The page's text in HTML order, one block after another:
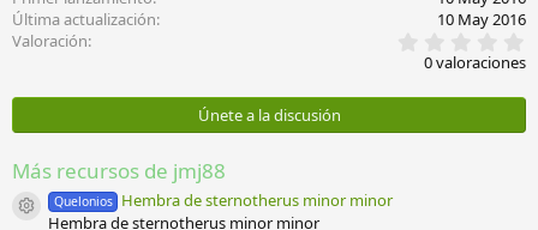
Última actualización
10 May 2016
Valoración
,
0
0
s
0 valoraciones
Únete a la discusión
Más recursos de jmj88
Icono del recurso
Quelonios Hembra de sternotherus minor minor
Hembra de sternotherus minor minor